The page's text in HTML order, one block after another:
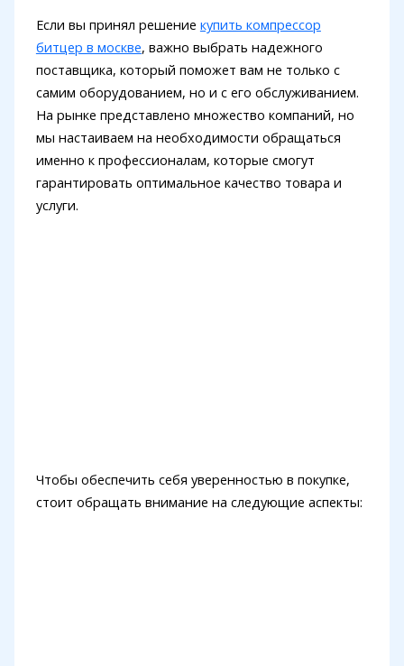
Если вы принял решение купить компрессор
битцер в москве, важно выбрать надежного
поставщика, который поможет вам не только с
самим оборудованием, но и с его обслуживанием.
На рынке представлено множество компаний, но
мы настаиваем на необходимости обращаться
именно к профессионалам, которые смогут
гарантировать оптимальное качество товара и
услуги.
Чтобы обеспечить себя уверенностью в покупке,
стоит обращать внимание на следующие аспекты: